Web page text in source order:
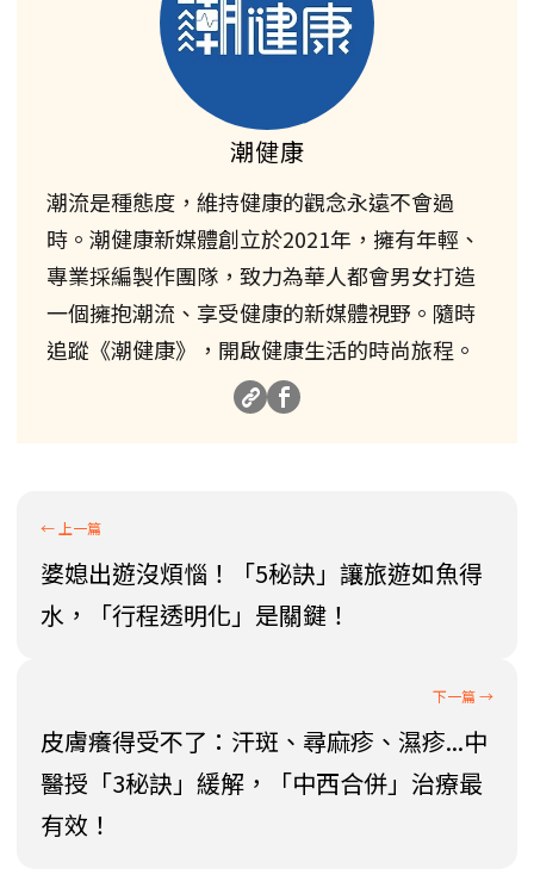
潮健康
潮流是種態度，維持健康的觀念永遠不會過
時。潮健康新媒體創立於2021年，擁有年輕、
專業採編製作團隊，致力為華人都會男女打造
一個擁抱潮流、享受健康的新媒體視野。隨時
追蹤《潮健康》，開啟健康生活的時尚旅程。
婆媳出遊沒煩惱！「5秘訣」讓旅遊如魚得
水，「行程透明化」是關鍵！
皮膚癢得受不了：汗斑、尋麻疹、濕疹...中
醫授「3秘訣」緩解，「中西合併」治療最
有效！